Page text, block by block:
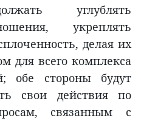
углублять
укреплять
делая их
для всего комплекса
обе стороны будут
свои действия по
связанным с